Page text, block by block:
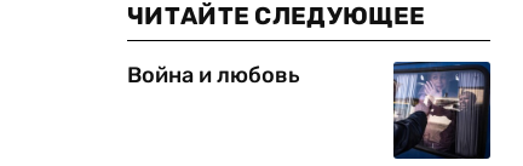
ЧИТАЙТЕ СЛЕДУЮЩЕЕ
Война и любовь